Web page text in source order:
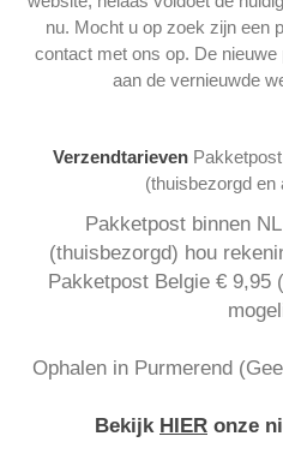
nu. Mocht u op zoek zijn een
contact met ons op. De
aan de vernieuwde
Verzendtarieven
(thuisbezorgd en
Pakketpost binnen
(thuisbezorgd) hou
Pakketpost Belgie € 9,95
Ophalen in Purmerend
Bekijk HIER onze